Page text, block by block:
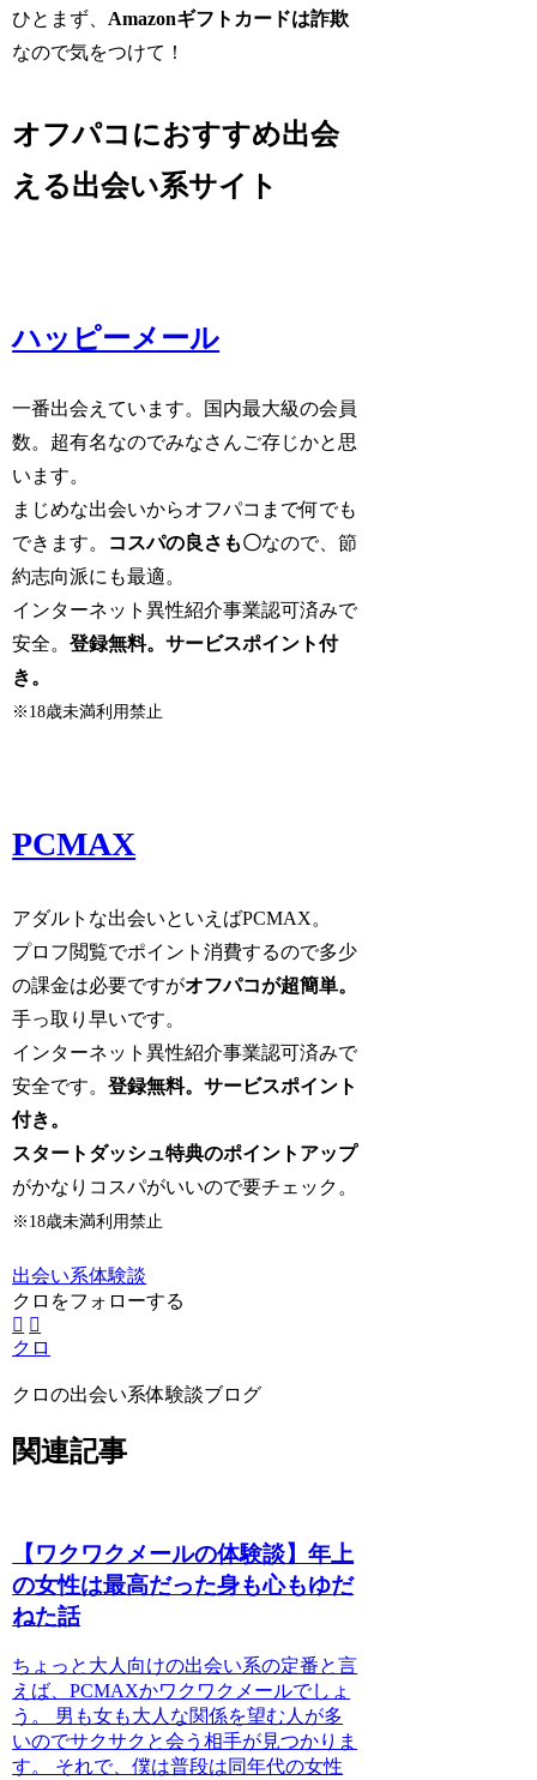
ひとまず、 Amazonギフトカードは詐欺
なので気をつけて！
オフパコにおすすめ出会
える出会い系サイト
ハッピーメール
一番出会えています。国内最大級の会員
数。超有名なのでみなさんご存じかと思
います。
まじめな出会いからオフパコまで何でも
できます。
コスパの良さも〇なので、節
約志向派にも最適。
インターネット異性紹介事業認可済みで
安全。登録無料。サービスポイント付
き。
※18歳未満利用禁止
PCMAX
アダルトな出会いといえばPCMAX。
プロフ閲覧でポイント消費するので多少
の課金は必要ですがオフパコが超簡単。
手っ取り早いです。
インターネット異性紹介事業認可済みで
安全です。登録無料。サービスポイント
付き。
スタートダッシュ特典のポイントアップ
がかなりコスパがいいので要チェック。
※18歳未満利用禁止
出会い系体験談
クロをフォローする
クロ
クロの出会い系体験談ブログ
関連記事
【ワクワクメールの体験談】年上
の女性は最高だった身も心もゆだ
ねた話
ちょっと大人向けの出会い系の定番と言
えば、PCMAXかワクワクメールでしょ
う。 男も女も大人な関係を望む人が多
いのでサクサクと会う相手が見つかりま
す。 それで、僕は普段は同年代の女性